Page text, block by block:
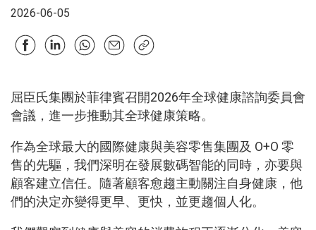
2026-06-05
屈臣氏集團於菲律賓召開2026年全球健康諮詢委員會
會議，進一步推動其全球健康策略。
作為全球最大的國際健康與美容零售集團及 O+O 零
售的先驅，我們深明在發展數碼智能的同時，亦要與
顧客建立信任。隨著顧客愈趨主動關注自身健康，他
們的決定亦變得更早、更快，並更趨個人化。